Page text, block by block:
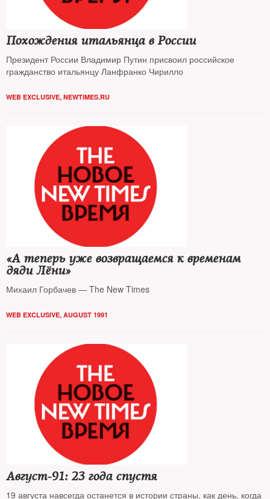
Похождения итальянца в России
Президент России Владимир Путин присвоил российское
гражданство итальянцу Ланфранко Чирилло
WEB EXCLUSIVE, NEWTIMES.RU
«А теперь уже возвращаемся к временам
дяди Лёни»
Михаил Горбачев — The New Times
WEB EXCLUSIVE, AUGUST 1991
Август-91: 23 года спустя
19 августа навсегда останется в истории страны, как день, когда